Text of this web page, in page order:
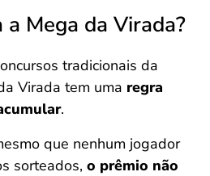
Mega da Virada?
tradicionais da
Virada tem uma regra
.
que nenhum jogador
sorteados, o prêmio não